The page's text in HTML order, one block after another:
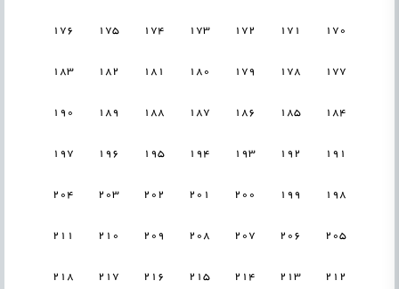
170
171
172
173
174
175
176
177
178
179
180
181
182
183
184
185
186
187
188
189
190
191
192
193
194
195
196
197
198
199
200
201
202
203
204
205
206
207
208
209
210
211
212
213
214
215
216
217
218